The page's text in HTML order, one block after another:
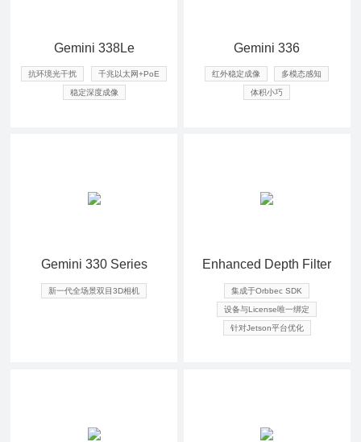
Gemini 338Le
抗环境光干扰 千兆以太网+PoE
稳定深度成像
Gemini 336
红外稳定成像 多模态感知
体积小巧
Gemini 330 Series
新一代全场景双目3D相机
Enhanced Depth Filter
集成于Orbbec SDK
设备与License唯一绑定
针对Jetson平台优化